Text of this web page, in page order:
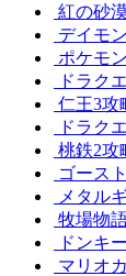
紅の砂
デイモ
ポケモ
ドラク
仁王3攻
ドラク
桃鉄2攻
ゴース
メタル
牧場物
ドンキ
マリオ